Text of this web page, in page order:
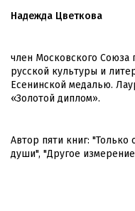
Надежда Цветкова
член Московского Союза
русской культуры и
Есенинской медалью.
«Золотой диплом».
Автор пяти книг:
души", "Другое